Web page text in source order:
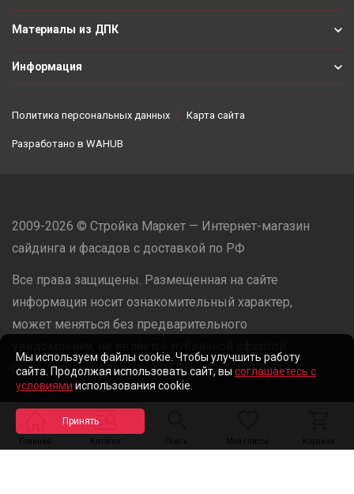
Главная Каталог Поиск Мой список Корзина
Материалы из ДПК
Информация
Политика персональных данных Карта сайта
Разработано в WAHUB
2009-2026 © Стройка Маркет — Интернет-магазин
сайдинга и фасадов с доставкой по РФ
Все права защищены. Размещенная на сайте
информация носит ознакомительный характер,
может меняться без предварительного
ООО «Стройка Маркет» | ОГРН: 1235000079918
Разработано в
Мы используем файлы cookie. Чтобы улучшить работу
сайта. Продолжая использовать сайт, вы соглашаетесь с
условиями использования cookie.